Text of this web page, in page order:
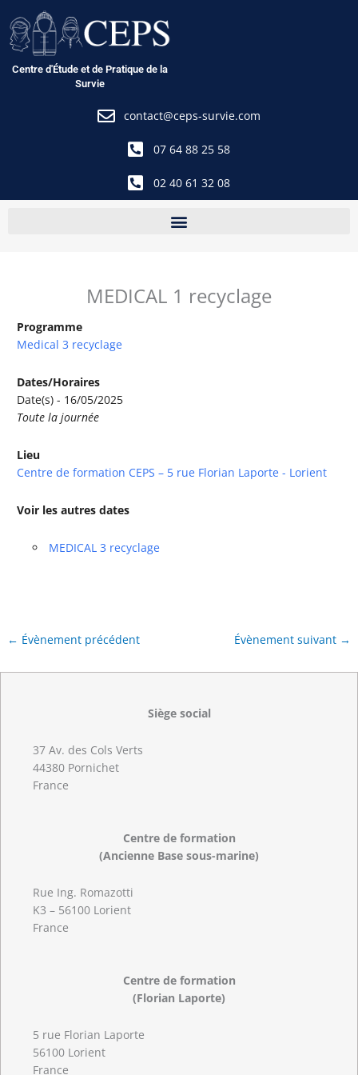
au
contenu
Centre d'Étude et de Pratique de la
Survie
contact@ceps-survie.com
07 64 88 25 58
02 40 61 32 08
MEDICAL 1 recyclage
Programme
Medical 3 recyclage
Dates/Horaires
Date(s) - 16/05/2025
Toute la journée
Lieu
Centre de formation CEPS – 5 rue Florian Laporte - Lorient
Voir les autres dates
MEDICAL 3 recyclage
← Évènement précédent Évènement suivant →
Siège social
37 Av. des Cols Verts
44380 Pornichet
France
Centre de formation
(Ancienne Base sous-marine)
Rue Ing. Romazotti
K3 – 56100 Lorient
France
Centre de formation
(Florian Laporte)
5 rue Florian Laporte
56100 Lorient
France